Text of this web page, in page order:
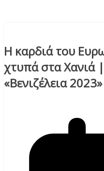
Η καρδιά του
χτυπά στα Χανιά
«Βενιζέλεια 2023»